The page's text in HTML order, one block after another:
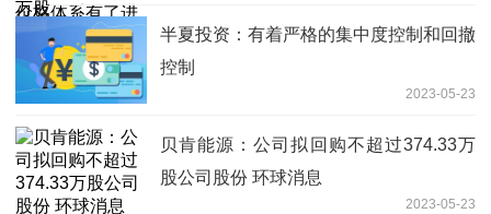
半夏投资：有着严格的集中度控制和回撤
控制
2023-05-23
贝肯能源：公司拟回购不超过374.33万
股公司股份 环球消息
2023-05-23